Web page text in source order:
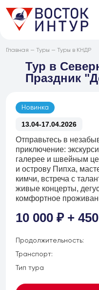
Главная — Туры — Туры в КНДР
Тур в
Праздник
Новинка
13.04-17.04.2026
Отправьтесь в
приключение:
галерее и швейным
и острову Пипха,
кимчи, встреча с
живые концерты,
комфортное
10 000 ₽ +
Продолжительность:
Транспорт:
Тип тура